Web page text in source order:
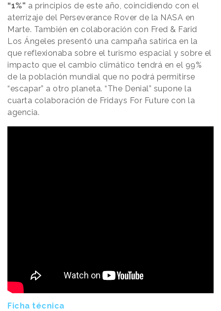
“1%” a principios de este año, coincidiendo con el
aterrizaje del Perseverance Rover de la NASA en
Marte. También en colaboración con Fred & Farid
Los Ángeles presentó una campaña satírica en la
que reflexionaba sobre el turismo espacial y sobre el
impacto que el cambio climático tendrá en el 99%
de la población mundial que no podrá permitirse
“escapar” a otro planeta. “The Denial” supone la
cuarta colaboración de Fridays For Future con la
agencia.
Ficha técnica